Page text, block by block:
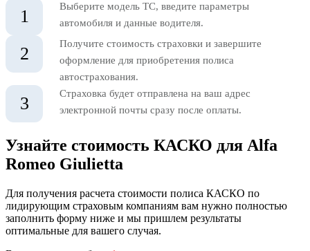
1
Выберите модель ТС, введите параметры
автомобиля и данные водителя.
2
Получите стоимость страховки и завершите
оформление для приобретения полиса
автострахования.
3
Страховка будет отправлена на ваш адрес
электронной почты сразу после оплаты.
Узнайте стоимость КАСКО для Alfa
Romeo Giulietta
Для получения расчета стоимости полиса КАСКО по
лидирующим страховым компаниям вам нужно полностью
заполнить форму ниже и мы пришлем результаты
оптимальные для вашего случая.